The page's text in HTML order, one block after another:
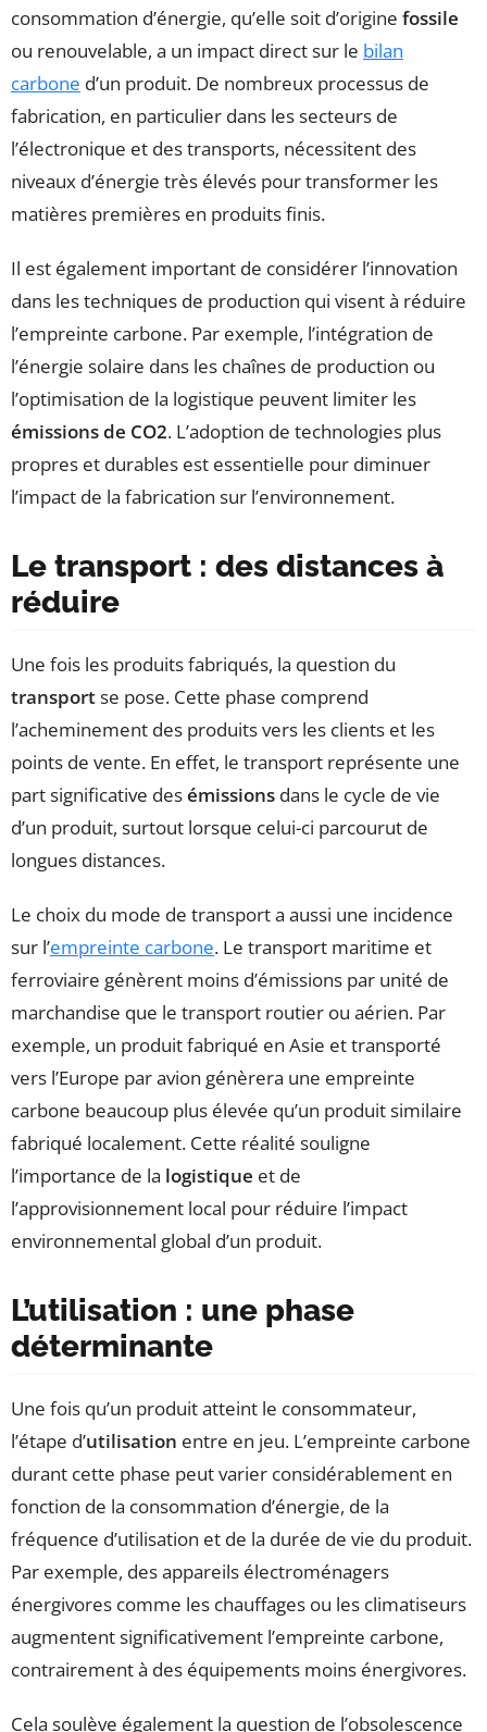
consommation d’énergie, qu’elle soit d’origine fossile
ou renouvelable, a un impact direct sur le bilan
carbone d’un produit. De nombreux processus de
fabrication, en particulier dans les secteurs de
l’électronique et des transports, nécessitent des
niveaux d’énergie très élevés pour transformer les
matières premières en produits finis.
Il est également important de considérer l’innovation
dans les techniques de production qui visent à réduire
l’empreinte carbone. Par exemple, l’intégration de
l’énergie solaire dans les chaînes de production ou
l’optimisation de la logistique peuvent limiter les
émissions de CO2. L’adoption de technologies plus
propres et durables est essentielle pour diminuer
l’impact de la fabrication sur l’environnement.
Le transport : des distances à
réduire
Une fois les produits fabriqués, la question du
transportse pose. Cette phase comprend
l’acheminement des produits vers les clients et les
points de vente. En effet, le transport représente une
part significative desémissions dans le cycle de vie
d’un produit, surtout lorsque celui-ci parcourut de
longues distances.
Le choix du mode de transport a aussi une incidence
sur l’empreinte carbone. Le transport maritime et
ferroviaire génèrent moins d’émissions par unité de
marchandise que le transport routier ou aérien. Par
exemple, un produit fabriqué en Asie et transporté
vers l’Europe par avion génèrera une empreinte
carbone beaucoup plus élevée qu’un produit similaire
fabriqué localement. Cette réalité souligne
l’importance de la logistique et de
l’approvisionnement local pour réduire l’impact
environnemental global d’un produit.
L’utilisation : une phase
déterminante
Une fois qu’un produit atteint le consommateur,
l’étape d’utilisation entre en jeu. L’empreinte carbone
durant cette phase peut varier considérablement en
fonction de la consommation d’énergie, de la
fréquence d’utilisation et de la durée de vie du produit.
Par exemple, des appareils électroménagers
énergivores comme les chauffages ou les climatiseurs
augmentent significativement l’empreinte carbone,
contrairement à des équipements moins énergivores.
Cela soulève également la question de l’obsolescence